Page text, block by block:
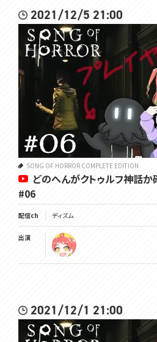
2021/12/5 21:00
SONG OF HORROR COMPLETE EDITION
どのへんがクトゥルフ神話
#06
配信ch ディズム
出演
2021/12/1 21:00